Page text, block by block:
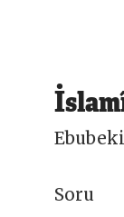
Soru